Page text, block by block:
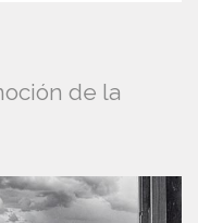
de la